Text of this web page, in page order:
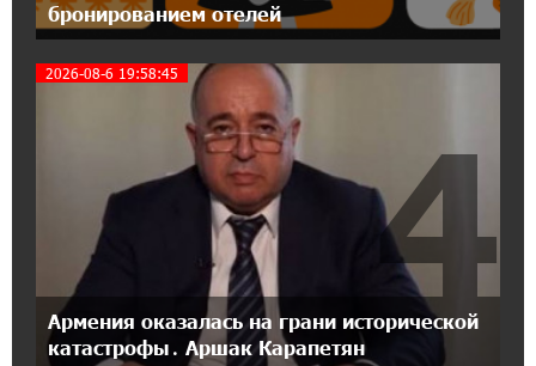
День благодарности клиентам в Ванадзоре:
IDBank
17:07:36 11-07-2026
Пашинян замотивирован уничтожить
Армению․ Аршак Карапетян
14:27:40 11-07-2026
«Мой лес Армения» — бенефициар
инициативы «Сила одного драма» в июле
бронированием отелей
2026-08-6 19:58:45
Армения оказалась на грани исторической
катастрофы․ Аршак Карапетян
4